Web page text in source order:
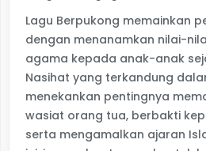
Lagu Berpukong memainkan
dengan menanamkan nilai-
agama kepada anak-anak
Nasihat yang terkandung
menekankan pentingnya
wasiat orang tua, berbakti
serta mengamalkan ajaran